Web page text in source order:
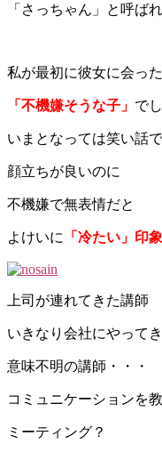
「さっちゃん」と呼ば
私が最初に彼女に会っ
「不機嫌そうな子」 で
いまとなっては笑い話で
顔立ちが良いのに
不機嫌で無表情だと
よけいに 「冷たい」印象
上司が連れてきた講師
いきなり会社にやって
意味不明の講師・・・
コミュニケーションを
ミーティング？